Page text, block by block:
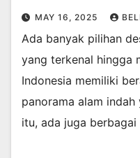
MAY 16, 2025
Ada banyak pilihan
yang terkenal hingga
Indonesia memiliki
panorama alam
itu, ada juga